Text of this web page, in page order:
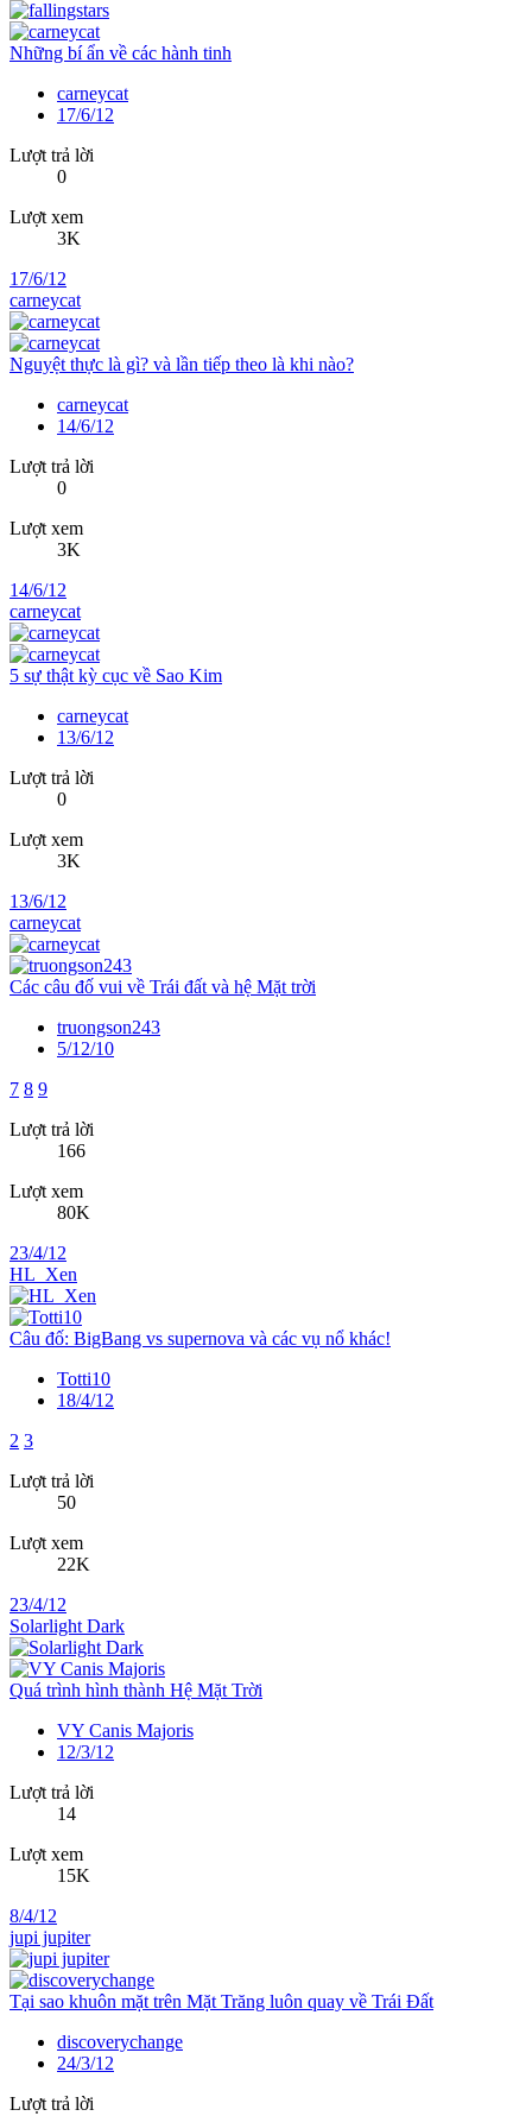
Những bí ẩn về các hành tinh
carneycat
17/6/12
Lượt trả lời
0
Lượt xem
3K
17/6/12
carneycat
Nguyệt thực là gì? và lần tiếp theo là khi nào?
carneycat
14/6/12
Lượt trả lời
0
Lượt xem
3K
14/6/12
carneycat
5 sự thật kỳ cục về Sao Kim
carneycat
13/6/12
Lượt trả lời
0
Lượt xem
3K
13/6/12
carneycat
Các câu đố vui về Trái đất và hệ Mặt trời
truongson243
5/12/10
7 8 9
Lượt trả lời
166
Lượt xem
80K
23/4/12
HL_Xen
Câu đố: BigBang vs supernova và các vụ nổ khác!
Totti10
18/4/12
2 3
Lượt trả lời
50
Lượt xem
22K
23/4/12
Solarlight Dark
Quá trình hình thành Hệ Mặt Trời
VY Canis Majoris
12/3/12
Lượt trả lời
14
Lượt xem
15K
8/4/12
jupi jupiter
Tại sao khuôn mặt trên Mặt Trăng luôn quay về Trái Đất
discoverychange
24/3/12
Lượt trả lời